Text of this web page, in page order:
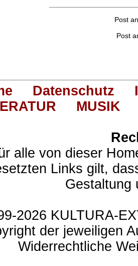
Post
Post
Datenschutz
MUSIK
alle von dieser
Links gilt,
Gestaltung
2026 KULTURA-
der jeweiligen
Widerrechtliche